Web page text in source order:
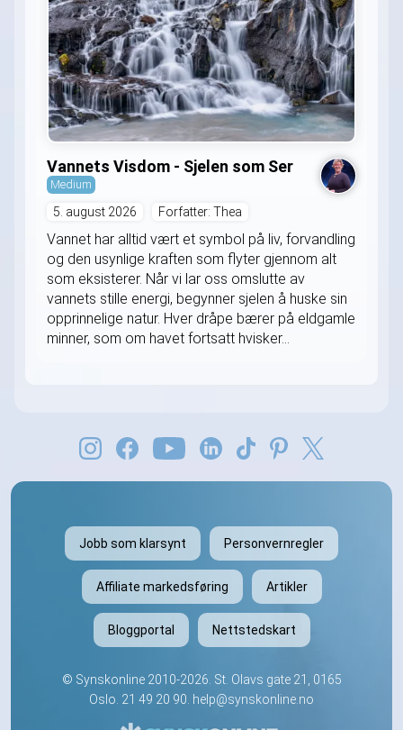
Vannets Visdom - Sjelen som Ser
Medium
5. august 2026 Forfatter: Thea
Vannet har alltid vært et symbol på liv, forvandling
og den usynlige kraften som flyter gjennom alt
som eksisterer. Når vi lar oss omslutte av
vannets stille energi, begynner sjelen å huske sin
opprinnelige natur. Hver dråpe bærer på eldgamle
minner, som om havet fortsatt hvisker...
Jobb som klarsynt Personvernregler
Affiliate markedsføring Artikler
Bloggportal Nettstedskart
© Synskonline2010-2026. St. Olavs gate 21, 0165
Oslo. 21 49 20 90. help@synskonline.no